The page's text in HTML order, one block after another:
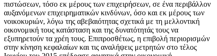
πιστώσεων, τόσο εκ μέρους των επιχειρήσεων, σε ένα περιβάλλον
αυξανόμενων επιχειρηματικών κινδύνων, όσο και εκ μέρους των
νοικοκυριών, λόγω της αβεβαιότητας σχετικά με τη μελλοντική
οικονομική τους κατάσταση και της δυνατότητάς τους να
εξυπηρετούν τα χρέη τους. Επιπροσθέτως, η επιβολή περιορισμών
στην κίνηση κεφαλαίων και τις αναλήψεις μετρητών στο τέλος